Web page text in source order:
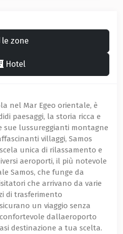
le zone
Hotel
nel Mar Egeo orientale, è
paesaggi, la storia ricca e
sue lussureggianti montagne
villaggi, Samos
unica di rilassamento e
aeroporti, il più notevole
Samos, che funge da
che arrivano da varie
di trasferimento
un viaggio senza
dallaeroporto
destinazione a tua scelta.